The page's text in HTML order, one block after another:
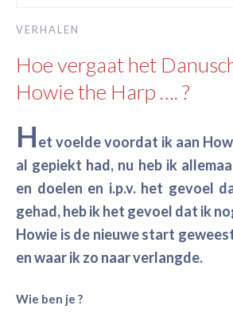
VERHALEN
Hoe vergaat het
Howie the Harp …. ?
Het voelde voordat ik aan
al gepiekt had, nu heb ik
en doelen en i.p.v. het gevoel
gehad, heb ik het gevoel dat ik
Howie is de nieuwe start
en waar ik zo naar verlangde.
Wie ben je ?